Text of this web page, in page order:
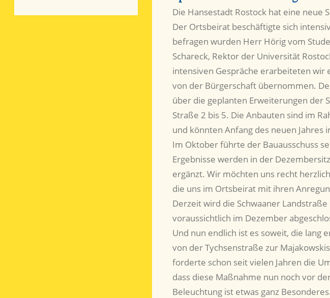
Die Hansestadt Rostock hat eine neue
Der Ortsbeirat beschäftigte sich
befragen wurden Herr Hörig vom
Schareck, Rektor der Universität
intensiven Gespräche erarbeiteten wir
von der Bürgerschaft übernommen.
über die geplanten Erweiterungen der
Straße 2 bis 5. Die Anbauten sind im
und könnten Anfang des neuen
Im Oktober führte der Bauausschuss
Ergebnisse werden in der
ergänzt. Wir möchten uns recht
die uns im Ortsbeirat mit ihren
Derzeit wird die Schwaaner
voraussichtlich im Dezember
Und nun endlich ist es soweit, die lang
von der Tychsenstraße zur
forderte schon seit vielen Jahren die
dass diese Maßnahme nun noch vor
Beleuchtung ist etwas ganz